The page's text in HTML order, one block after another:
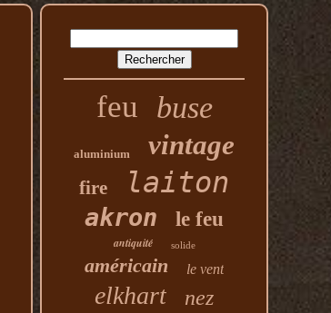
feu buse
aluminium vintage
fire laiton
akron le feu
antiquité solide
américain le vent
elkhart nez